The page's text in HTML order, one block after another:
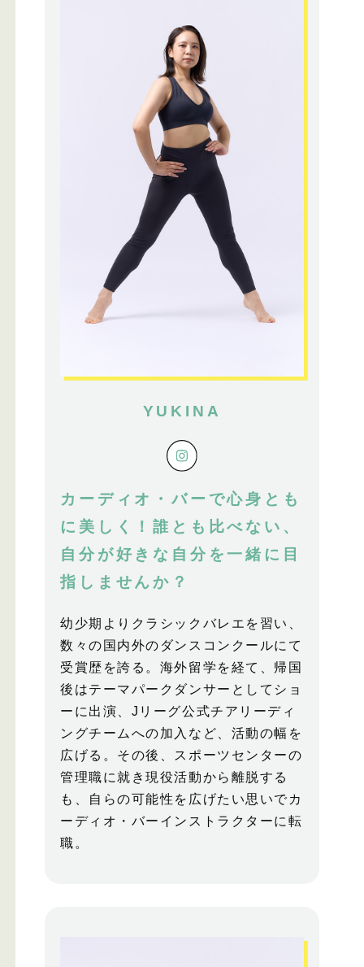
YUKINA
カーディオ・バーで心身とも
に美しく！誰とも比べない、
自分が好きな自分を一緒に目
指しませんか？
幼少期よりクラシックバレエを習い、
数々の国内外のダンスコンクールにて
受賞歴を誇る。海外留学を経て、帰国
後はテーマパークダンサーとしてショ
ーに出演、Jリーグ公式チアリーディ
ングチームへの加入など、活動の幅を
広げる。その後、スポーツセンターの
管理職に就き現役活動から離脱する
も、自らの可能性を広げたい思いでカ
ーディオ・バーインストラクターに転
職。